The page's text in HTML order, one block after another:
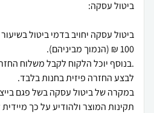
במקרה של ביטול עסקה בשל פגם